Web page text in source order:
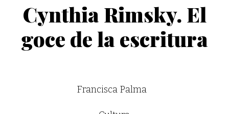
Cynthia Rimsky. El
goce de la escritura
Francisca Palma